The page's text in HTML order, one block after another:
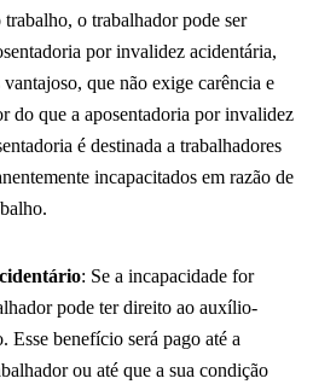
trabalho, o trabalhador pode ser
por invalidez acidentária,
que não exige carência e
do que a aposentadoria por invalidez
é destinada a trabalhadores
incapacitados em razão de
: Se a incapacidade for
pode ter direito ao auxílio-
Esse benefício será pago até a
ou até que a sua condição